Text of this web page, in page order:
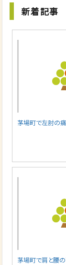
新着記事
茅場町で左肘の
茅場町で肩と腰